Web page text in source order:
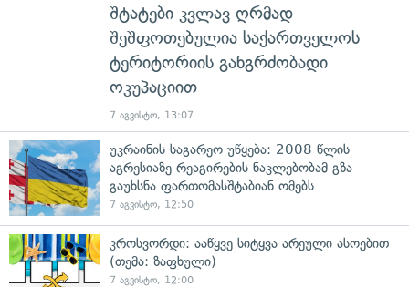
შტატები კვლავ ღრმად
შეშფოთებულია საქართველოს
ტერიტორიის განგრძობადი
ოკუპაციით
7 აგვისტო, 13:07
უკრაინის საგარეო უწყება: 2008 წლის
აგრესიაზე რეაგირების ნაკლებობამ გზა
გაუხსნა ფართომასშტაბიან ომებს
7 აგვისტო, 12:50
კროსვორდი: ააწყვე სიტყვა არეული ასოებით
(თემა: ზაფხული)
7 აგვისტო, 12:00